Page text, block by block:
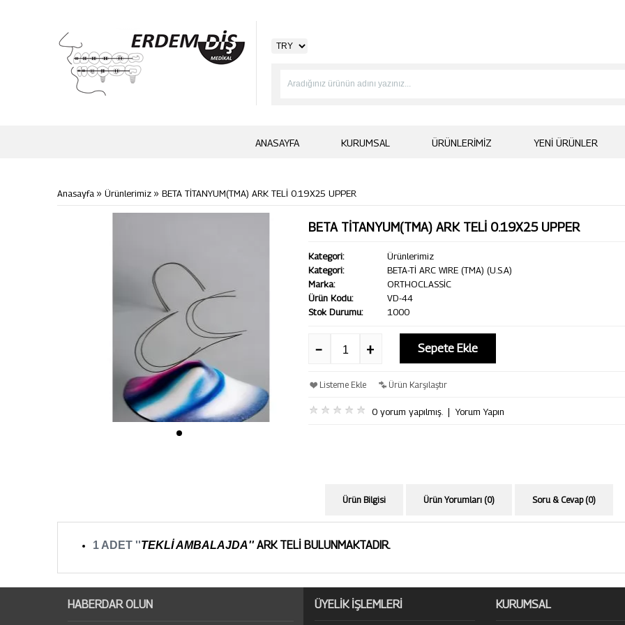
ANASAYFA KURUMSAL ÜRÜNLERIMIZ YENI ÜRÜNLER
Anasayfa » Ürünlerimiz » BETA TİTANYUM(TMA) ARK TELİ 0.19X25 UPPER
BETA TİTANYUM(TMA) ARK TELİ 0.19X25 UPPER
Kategori:
Ürünlerimiz
Kategori:
BETA-Tİ ARC WIRE (TMA) (U.S.A)
Marka:
ORTHOCLASSİC
Ürün Kodu:
VD-44
Stok Durumu:
1000
Sepete Ekle
Listeme Ekle Ürün Karşılaştır
0 yorum yapılmış. |Yorum Yapın
Ürün Bilgisi Ürün Yorumları (0) Soru & Cevap (0)
1 ADET ''TEKLİ AMBALAJDA''ARK TELİ BULUNMAKTADIR.
HABERDAR OLUN ÜYELİK İŞLEMLERİ KURUMSAL